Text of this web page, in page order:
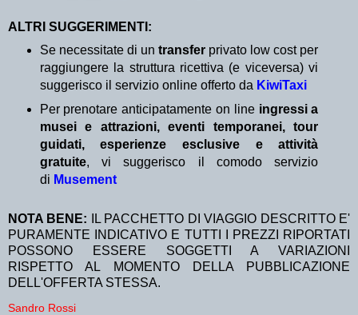
ALTRI SUGGERIMENTI:
Se necessitate di un transfer privato low cost per
raggiungere la struttura ricettiva (e viceversa) vi
suggerisco il servizio online offerto da KiwiTaxi
Per prenotare anticipatamente on line ingressi a
musei e attrazioni, eventi temporanei, tour
guidati, esperienze esclusive e attività
gratuite, vi suggerisco il comodo servizio
di Musement
NOTA BENE:
IL PACCHETTO DI VIAGGIO DESCRITTO E'
PURAMENTE INDICATIVO E TUTTI I PREZZI RIPORTATI
POSSONO ESSERE SOGGETTI A VARIAZIONI
RISPETTO AL MOMENTO DELLA PUBBLICAZIONE
DELL'OFFERTA STESSA.
Sandro Rossi